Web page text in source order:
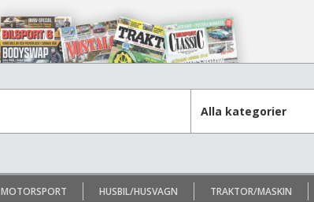
MOTORSPORT HUSBIL/HUSVAGN TRAKTOR/MASKIN